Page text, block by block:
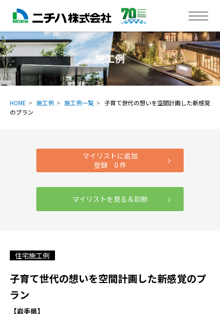
施工例
HOME 施工例 施工例一覧
子育て世代の想いを空間計画した新感覚
のプラン
マイリストに追加
登録 0 件
マイリストを見る＆診断
住宅施工例
子育て世代の想いを空間計画した新感覚のプ
ラン
【岩手県】